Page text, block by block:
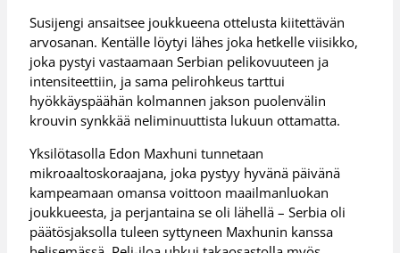
Susijengi ansaitsee joukkueena ottelusta kiitettävän
arvosanan. Kentälle löytyi lähes joka hetkelle viisikko,
joka pystyi vastaamaan Serbian pelikovuuteen ja
intensiteettiin, ja sama pelirohkeus tarttui
hyökkäyspäähän kolmannen jakson puolenvälin
krouvin synkkää neliminuuttista lukuun ottamatta.
Yksilötasolla Edon Maxhuni tunnetaan
mikroaaltoskoraajana, joka pystyy hyvänä päivänä
kampeamaan omansa voittoon maailmanluokan
joukkueesta, ja perjantaina se oli lähellä – Serbia oli
päätösjaksolla tuleen syttyneen Maxhunin kanssa